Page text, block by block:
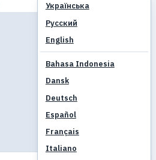
Українська
Русский
English
Bahasa Indonesia
Dansk
Deutsch
Español
Français
Italiano